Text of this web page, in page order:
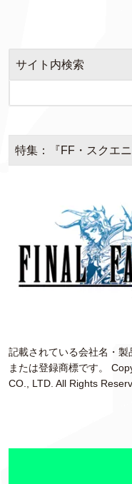
サイト内検索
特集：『FF・スクエ
記載されている会社名・製
または登録商標です。
CO., LTD. All Rights